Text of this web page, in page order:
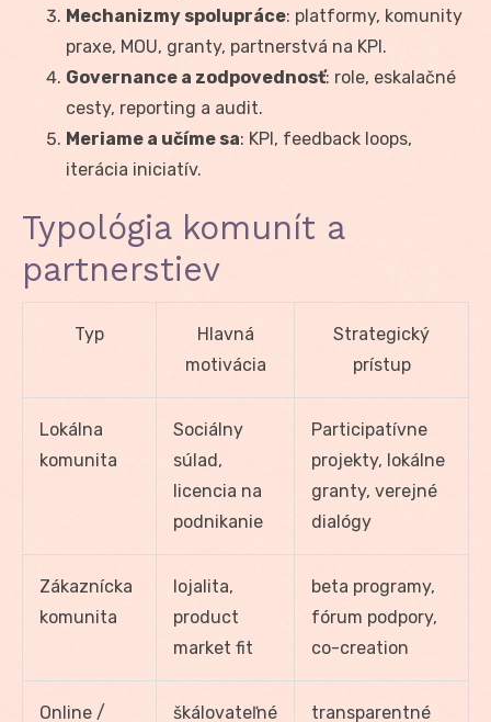
Mechanizmy spolupráce: platformy, komunity
praxe, MOU, granty, partnerstvá na KPI.
Governance a zodpovednosť: role, eskalačné
cesty, reporting a audit.
Meriame a učíme sa: KPI, feedback loops,
iterácia iniciatív.
Typológia komunít a
partnerstiev
Typ
Hlavná
motivácia
Strategický
prístup
Lokálna
komunita
Sociálny
súlad,
licencia na
podnikanie
Participatívne
projekty, lokálne
granty, verejné
dialógy
Zákaznícka
komunita
lojalita,
product
market fit
beta programy,
fórum podpory,
co-creation
Online / škálovateľné transparentné